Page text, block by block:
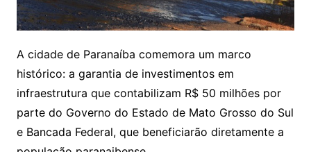
A cidade de Paranaíba comemora um marco
histórico: a garantia de investimentos em
infraestrutura que contabilizam R$ 50 milhões por
parte do Governo do Estado de Mato Grosso do Sul
e Bancada Federal, que beneficiarão diretamente a